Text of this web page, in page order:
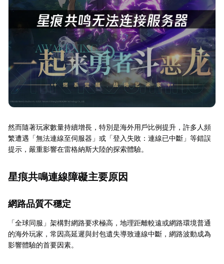
然而隨著玩家數量持續增長，特別是海外用戶比例提升，許多人頻
繁遭遇「無法連線至伺服器」或「登入失敗：連線已中斷」等錯誤
提示，嚴重影響在雷格納斯大陸的探索體驗。
星痕共鳴連線障礙主要原因
網路品質不穩定
「全球同服」架構對網路要求極高，地理距離較遠或網路環境普通
的海外玩家，常因高延遲與封包遺失導致連線中斷，網路波動成為
影響體驗的首要因素。